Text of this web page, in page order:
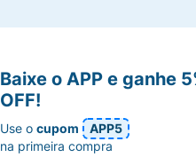
Baixe o APP e ganhe
OFF!
Use ocupom
APP5
na primeira compra